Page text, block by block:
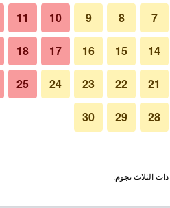
ردهة
صور لـ بو33 هوتل فاميلي آند سويتس
7
8
9
10
11
14
15
16
17
18
21
22
23
24
25
28
29
30
الثلاث نجوم.